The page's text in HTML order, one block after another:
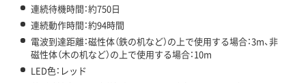
連続待機時間：約750日
連続動作時間：約94時間
電波到達距離：磁性体（鉄の机など）の上で使用する場合：3m、非
磁性体（木の机など）の上で使用する場合：10m
LED色：レッド